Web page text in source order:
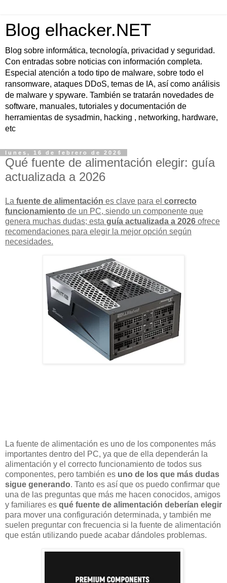
Blog elhacker.NET
Blog sobre informática, tecnología, privacidad y seguridad.
Con entradas sobre noticias con información completa.
Especial atención a todo tipo de malware, sobre todo el
ransomware, ataques DDoS, temas de IA, así como análisis
de malware y spyware. También se tratarán novedades de
software, manuales, tutoriales y documentación de
herramientas de sysadmin, hacking , networking, hardware,
etc
lunes, 16 de febrero de 2026
Qué fuente de alimentación elegir: guía
actualizada a 2026
La fuente de alimentación es clave para el correcto
funcionamiento de un PC, siendo un componente que
genera muchas dudas; esta guía actualizada a 2026 ofrece
recomendaciones para elegir la mejor opción según
necesidades.
La fuente de alimentación es uno de los componentes más
importantes dentro del PC, ya que de ella dependerán la
alimentación y el correcto funcionamiento de todos sus
componentes, pero también es uno de los que más dudas
sigue generando. Tanto es así que os puedo confirmar que
una de las preguntas que más me hacen conocidos, amigos
y familiares es qué fuente de alimentación deberían elegir
para mover una configuración determinada, y también me
suelen preguntar con frecuencia si la fuente de alimentación
que están utilizando puede acabar dándoles problemas.